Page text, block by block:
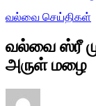
வல்வை செய்திகள்
வல்வை ஸ்ரீ
அருள் மழை